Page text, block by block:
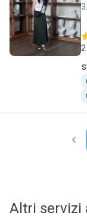
V
Altri servizi